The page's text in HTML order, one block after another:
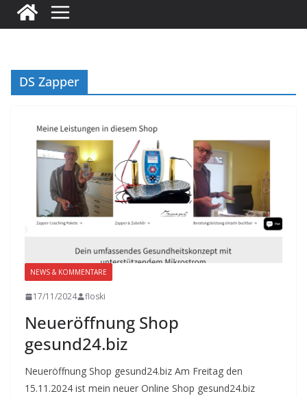
DS Zapper
NEWS & KOMMENTARE
17/11/2024 floski
Neueröffnung Shop
gesund24.biz
Neueröffnung Shop gesund24.biz Am Freitag den
15.11.2024 ist mein neuer Online Shop gesund24.biz